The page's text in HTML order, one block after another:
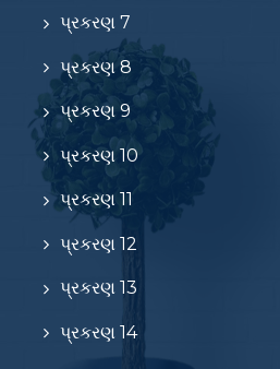
પ્રકરણ 7
પ્રકરણ 8
પ્રકરણ 9
પ્રકરણ 10
પ્રકરણ 11
પ્રકરણ 12
પ્રકરણ 13
પ્રકરણ 14